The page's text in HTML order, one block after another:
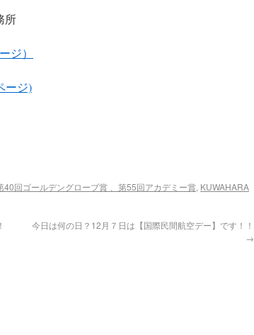
所
ジ）
ージ)
40回ゴールデングローブ賞 、第55回アカデミー賞, KUWAHARA
今日は何の日？12月７日は【国際民間航空デー】です！！
→